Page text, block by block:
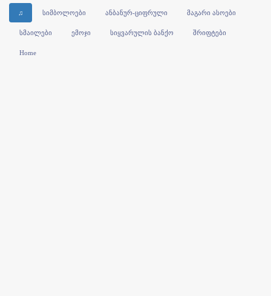
♫ სიმბოლოები ანბანურ-ციფრული მაგარი ასოები
სმაილები ემოჯი სიყვარულის ბანქო შრიფტები
Home